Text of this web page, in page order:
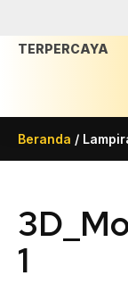
TERP
Beranda /
1